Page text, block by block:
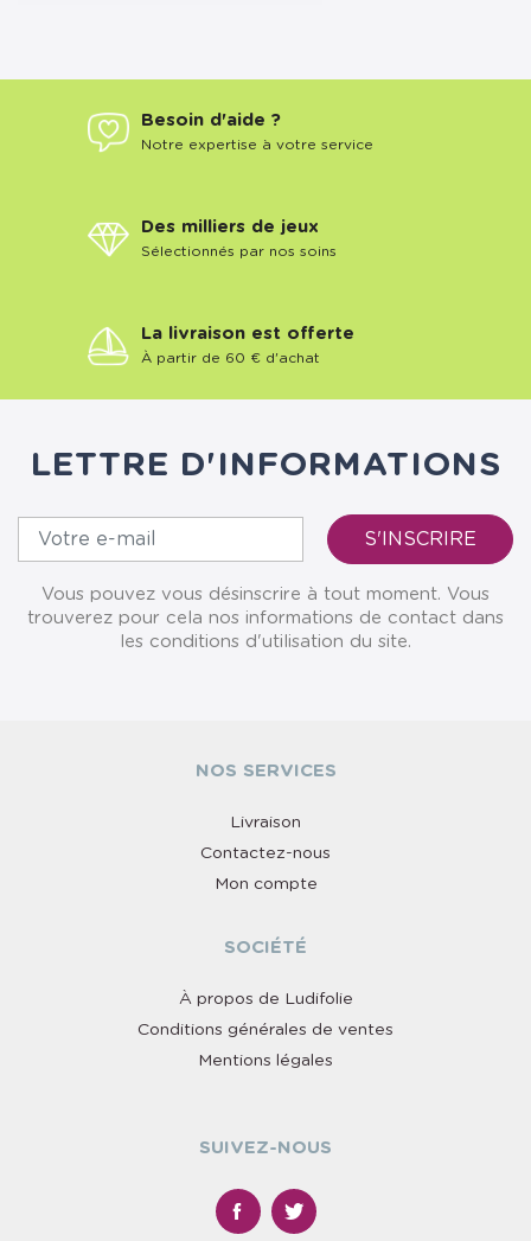
Besoin d'aide ?
Notre expertise à votre service
Des milliers de jeux
Sélectionnés par nos soins
La livraison est offerte
À partir de 60 € d'achat
LETTRE D'INFORMATIONS
Vous pouvez vous désinscrire à tout moment. Vous
trouverez pour cela nos informations de contact dans
les conditions d'utilisation du site.
NOS SERVICES
Livraison
Contactez-nous
Mon compte
SOCIÉTÉ
À propos de Ludifolie
Conditions générales de ventes
Mentions légales
SUIVEZ-NOUS